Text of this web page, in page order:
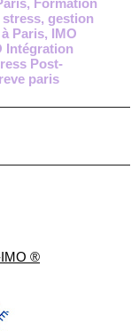
IMO ®
, Formation
, gestion
Paris, IMO
Intégration
Post-
paris